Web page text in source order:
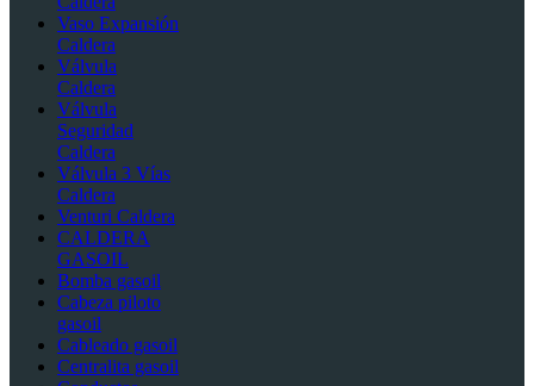
Vaso Expansión
Caldera
Válvula
Caldera
Válvula
Seguridad
Caldera
Válvula 3 Vías
Caldera
Venturi Caldera
CALDERA
GASOIL
Bomba gasoil
Cabeza piloto
gasoil
Cableado gasoil
Centralita gasoil